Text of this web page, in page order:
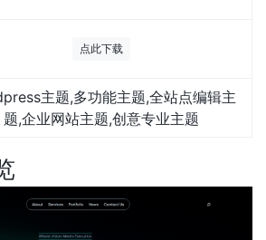
点此下载
主题,多功能主题,全站点编辑主
题,企业网站主题,创意专业主题